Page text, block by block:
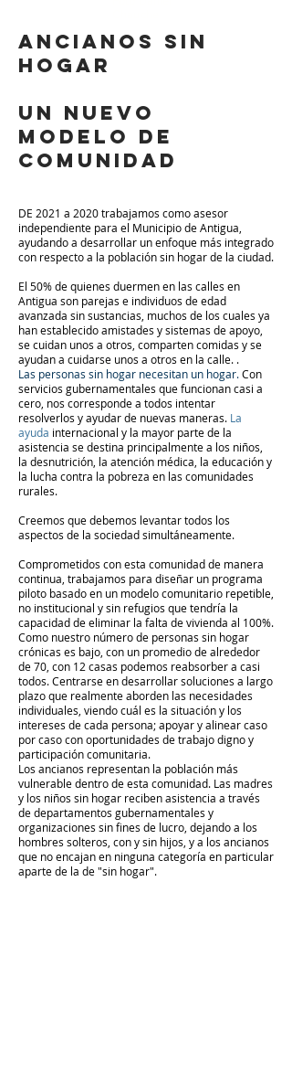
ancianos sin
hogar
un nuevo
modelo de
comunidad
DE 2021 a 2020trabajamos como asesor
independiente para el Municipio de Antigua,
ayudando a desarrollar un enfoque más integrado
con respecto a la población sin hogar de la ciudad.
El 50% de quienes duermen en las calles en
Antigua son parejas e individuos de edad
avanzada sin sustancias, muchos de los cuales ya
han establecido amistades y sistemas de apoyo,
se cuidan unos a otros, comparten comidas y se
ayudan a cuidarse unos a otros en la calle. .
Las personas sin hogar necesitan un hogar.Con
servicios gubernamentales que funcionan casi a
cero, nos corresponde a todos intentar
resolverlos y ayudar de nuevas maneras. La
ayuda internacional y la mayor parte de la
asistencia se destina principalmente a los niños,
la desnutrición, la atención médica, la educación y
la lucha contra la pobreza en las comunidades
rurales.
Creemos que debemos levantar todos los
aspectos de la sociedad simultáneamente.
Comprometidos con esta comunidad de manera
continua, trabajamos para diseñar un programa
piloto basado en un modelo comunitario repetible,
no institucional y sin refugios que tendría la
capacidad de eliminar la falta de vivienda al 100%.
Como nuestro número de personas sin hogar
crónicas es bajo, con un promedio de alrededor
de 70, con 12 casas podemos reabsorber a casi
todos. Centrarse en desarrollar soluciones a largo
plazo que realmente aborden las necesidades
individuales, viendo cuál es la situación y los
intereses de cada persona; apoyar y alinear caso
por caso con oportunidades de trabajo digno y
participación comunitaria.
Los ancianos representan la población más
vulnerable dentro de esta comunidad. Las madres
y los niños sin hogar reciben asistencia a través
de departamentos gubernamentales y
organizaciones sin fines de lucro, dejando a los
hombres solteros, con y sin hijos, y a los ancianos
que no encajan en ninguna categoría en particular
aparte de la de "sin hogar".